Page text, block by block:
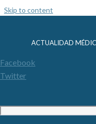
Skip to content
ACTUALIDAD
Facebook
Twitter